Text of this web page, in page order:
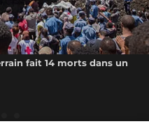
fait 14 morts dans un